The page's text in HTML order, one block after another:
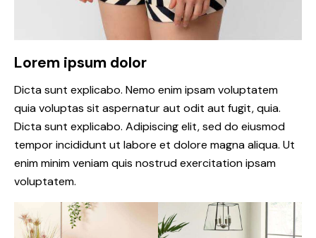
Lorem ipsum dolor
Dicta sunt explicabo. Nemo enim ipsam voluptatem
quia voluptas sit aspernatur aut odit aut fugit, quia.
Dicta sunt explicabo. Adipiscing elit, sed do eiusmod
tempor incididunt ut labore et dolore magna aliqua. Ut
enim minim veniam quis nostrud exercitation ipsam
voluptatem.